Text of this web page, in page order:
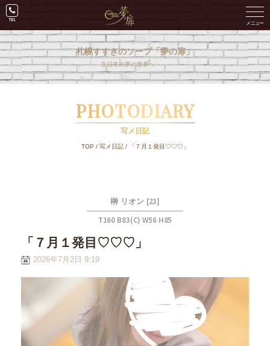
札幌すすきのソープ「夢の扉」
非日常の夢の世界へ･･･。
PHOTODIARY
写メ日記
TOP / 写メ日記/ 「７月１発目♡♡♡」
榊 リオン [23]
T160 B83(C) W56 H85
「７月１発目♡♡♡」
2026年7月2日 9:19